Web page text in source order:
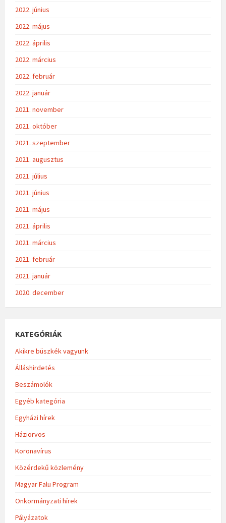
2022. június
2022. május
2022. április
2022. március
2022. február
2022. január
2021. november
2021. október
2021. szeptember
2021. augusztus
2021. július
2021. június
2021. május
2021. április
2021. március
2021. február
2021. január
2020. december
KATEGÓRIÁK
Akikre büszkék vagyunk
Álláshirdetés
Beszámolók
Egyéb kategória
Egyházi hírek
Háziorvos
Koronavírus
Közérdekű közlemény
Magyar Falu Program
Önkormányzati hírek
Pályázatok